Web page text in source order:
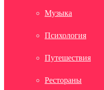
Музыка
Психология
Путешествия
Рестораны